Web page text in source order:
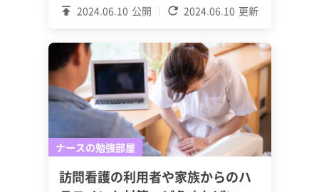
2024.06.10 公開 2024.06.10 更新
ナースの勉強部屋
訪問看護の利用者や家族からのハ